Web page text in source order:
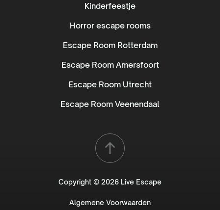
Kinderfeestje
Horror escape rooms
Escape Room Rotterdam
Escape Room Amersfoort
Escape Room Utrecht
Escape Room Veenendaal
Copyright © 2026 Live Escape
Algemene Voorwaarden